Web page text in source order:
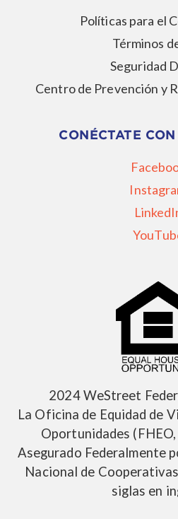
Políticas para el
Términos
Seguridad
Centro de Prevención y
CONÉCTATE
2024 WeStreet
La Oficina de Equidad de
Oportunidades
Asegurado Federalmente
Nacional de
siglas en